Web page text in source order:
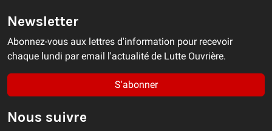
Newsletter
Abonnez-vous aux lettres d'information pour recevoir
chaque lundi par email l'actualité de Lutte Ouvrière.
S'abonner
Nous suivre